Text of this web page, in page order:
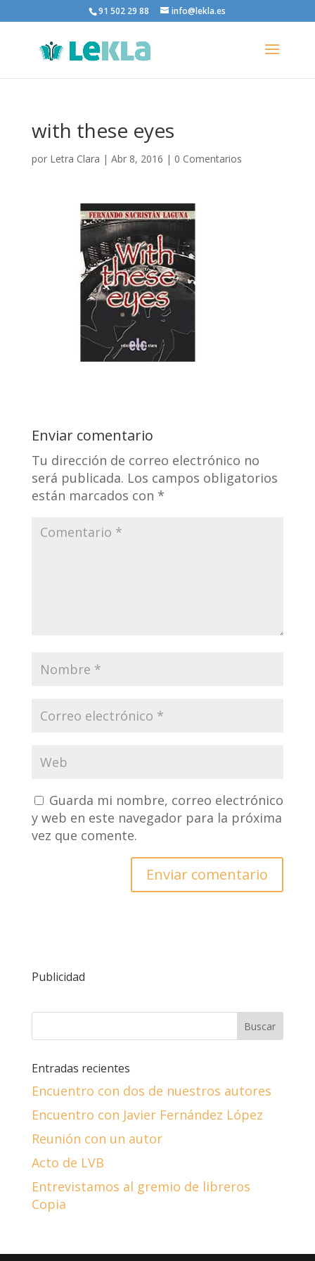
91 502 29 88 info@lekla.es
with these eyes
por Letra Clara | Abr 8, 2016 | 0 Comentarios
Enviar comentario
Tu dirección de correo electrónico no
será publicada. Los campos obligatorios
están marcados con *
Guarda mi nombre, correo electrónico
y web en este navegador para la próxima
vez que comente.
Publicidad
Entradas recientes
Encuentro con dos de nuestros autores
Encuentro con Javier Fernández López
Reunión con un autor
Acto de LVB
Entrevistamos al gremio de libreros
Copia